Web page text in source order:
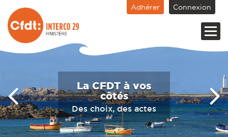
Adhérer Connexion
S’engager pour
chacun,
Agir pour tous